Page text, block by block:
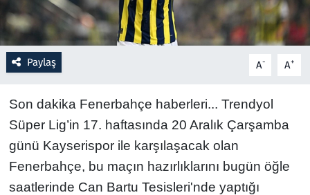
Paylaş A- A+
Son dakika Fenerbahçe haberleri... Trendyol
Süper Lig’in 17. haftasında 20 Aralık Çarşamba
günü Kayserispor ile karşılaşacak olan
Fenerbahçe, bu maçın hazırlıklarını bugün öğle
saatlerinde Can Bartu Tesisleri'nde yaptığı
Savunma Sanayi
Seçim 2023
Teknoloji ve Bilim
Televizyon